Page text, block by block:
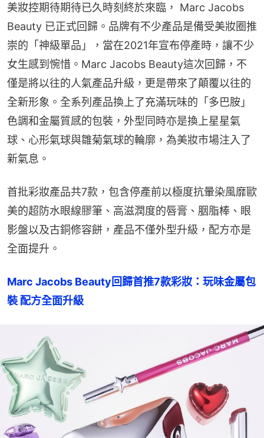
美妝控期待期待已久時刻終於來臨， Marc Jacobs
Beauty 已正式回歸。品牌有不少產品是備受美妝圈推
崇的「神級單品」，當在2021年宣布停產時，讓不少
女生感到惋惜。Marc Jacobs Beauty這次回歸，不
僅是將以往的人氣產品升級，更是帶來了顛覆以往的
全新形象。全系列產品換上了充滿玩味的「多巴胺」
色調和金屬質感的包裝，外型同時亦是換上星星氣
球、心形氣球與雛菊氣球的輪廓，為美妝市場注入了
新氣息。
首批彩妝產品共7款，包含停產前以極度抗暈染風靡歐
美的超防水眼線膠筆、高滋潤度的唇膏、胭脂棒、眼
影盤以及古銅修容餅，產品不僅外型升級，配方亦是
全面提升。
Marc Jacobs Beauty回歸首推7款彩妝：玩味金屬包
裝 配方全面升級